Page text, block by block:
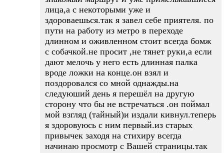
лица,а с некоторыми уже и
здороваешься.так я завел себе приятеля. по
пути на работу из метро в переходе
длинном и оживленном стоит всегда бомж
с собачкой.не просит ,не тянет руки,а если
дают мелочь у него есть длинная палка
вроде ложки на конце.он взял и
поздоровался со мной однажды.на
следуюший день я перешёл на другую
сторону что бы не встречаться .он поймал
мой взгляд (тайный)и издали кивнул.теперь
я здоровуюсь с ним первый.из старых
привычек заходя на стихиру всегда
начинаю просмотр с Вашей страницы.так